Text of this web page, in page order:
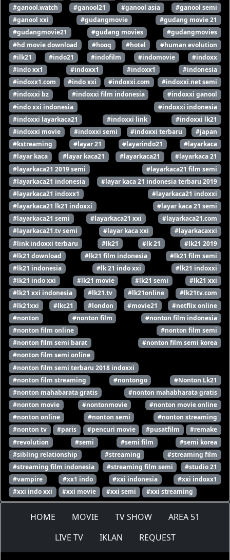
#ganool.watch
#ganool21 #ganool asia
#ganool semi
#ganool xxi
#gudangmovie
#gudang movie 21
#gudangmovie21
#gudang movies
#gudangmovies
#hd movie download
#hooq #hotel
#human evolution
#ilk21
#indo21 #indofilm #indomovie
#indoxx
#indo xx1
#indoxx1 #indoxx1
#indonesia
#indoxx1.com
#indo xxi #indoxxi.com
#indoxxi.net semi
#indoxxi bz
#indoxxi film indonesia
#indoxxi ganool
#indo xxi indonesia
#indoxxi indonesia
#indoxxi layarkaca21
#indoxxi link
#indoxxi lk21
#indoxxi movie
#indoxxi semi #indoxxi terbaru
#japan
#kstreaming
#layar 21 #layarindo21
#layarkaca
#layar kaca
#layar kaca21 #layarkaca21
#layarkaca 21
#layarkaca21 2019 semi
#layarkaca21 film semi
#layarkaca21 indonesia
#layar kaca 21 indonesia terbaru 2019
#layarkaca21 indoxx1
#layarkaca21 indoxxi
#layarkaca21 lk21 indoxxi
#layar kaca 21 semi
#layarkaca21 semi
#layarkaca21 xxi
#layarkaca21.com
#layarkaca21.tv semi
#layar kaca xxi
#layarkacaxxi
#link indoxxi terbaru
#lk21 #lk 21
#lk21 2019
#lk21 download
#lk21 film indonesia
#lk21 film semi
#lk21 indonesia
#lk 21 indo xxi
#lk21 indoxxi
#lk21 indo xxi
#lk21 movie #lk21 semi
#lk21 xxi
#lk21 xxi indonesia
#lk21.tv #lk21online
#lk21tv.com
#lk21xxi
#lkc21 #london #movie21
#netflix online
#nonton
#nonton film
#nonton film indonesia
#nonton film online
#nonton film semi
#nonton film semi barat
#nonton film semi korea
#nonton film semi online
#nonton film semi terbaru 2018 indoxxi
#nonton film streaming
#nontongo
#Nonton Lk21
#nonton mahabarata gratis
#nonton mahabharata gratis
#nonton movie
#nontonmovie
#nonton movie online
#nonton online
#nonton semi
#nonton streaming
#nonton tv
#paris #pencuri movie #pusatfilm
#remake
#revolution
#semi #semi film
#semi korea
#sibling relationship
#streaming
#streaming film
#streaming film indonesia
#streaming film semi
#studio 21
#vampire
#xx1 indo #xxi indonesia
#xxi indoxx1
#xxi indo xxi
#xxi movie #xxi semi #xxi streaming
HOME MOVIE TV SHOW
AREA 51
LIVE TV
IKLAN REQUEST